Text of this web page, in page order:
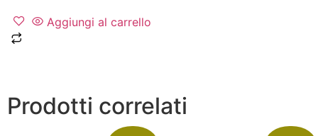
Aggiungi al carrello
Prodotti correlati